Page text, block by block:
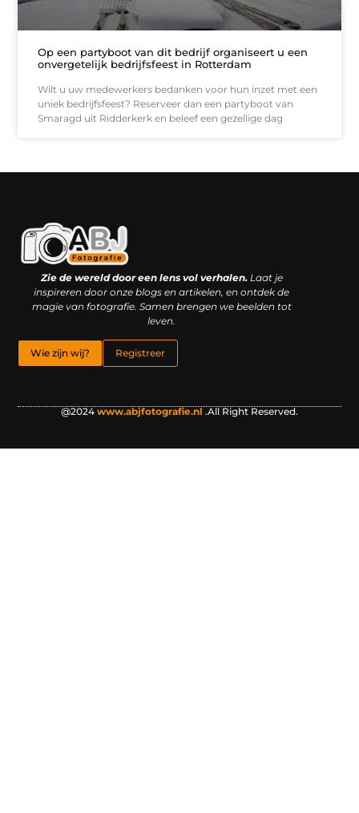
Op een partyboot van dit bedrijf organiseert u een
onvergetelijk bedrijfsfeest in Rotterdam
Wilt u uw medewerkers bedanken voor hun inzet met een
uniek bedrijfsfeest? Reserveer dan een partyboot van
Smaragd uit Ridderkerk en beleef een gezellige dag
Zie de wereld door een lens vol verhalen.Laat je
inspireren door onze blogs en artikelen, en ontdek de
magie van fotografie. Samen brengen we beelden tot
leven.
Wie zijn wij? Registreer
@2024www.abjfotografie.nl .All Right Reserved.